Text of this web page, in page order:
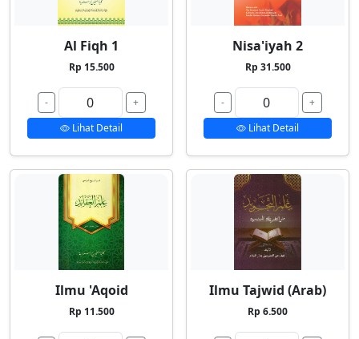
Al Fiqh 1
Rp 15.500
-
+
Lihat Detail
Nisa'iyah 2
Rp 31.500
-
+
Lihat Detail
Ilmu 'Aqoid
Rp 11.500
Ilmu Tajwid (Arab)
Rp 6.500